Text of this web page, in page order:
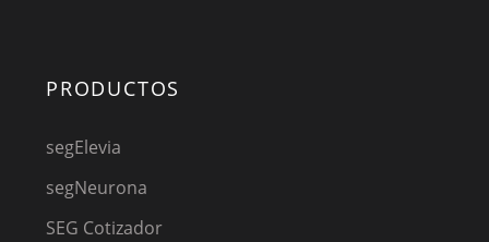
PRODUCTOS
segElevia
segNeurona
SEG Cotizador